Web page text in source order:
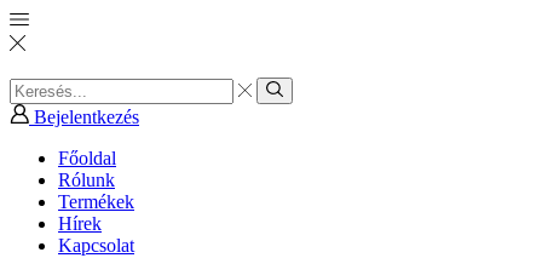
Search
input
Search
Bejelentkezés
Főoldal
Rólunk
Termékek
Hírek
Kapcsolat